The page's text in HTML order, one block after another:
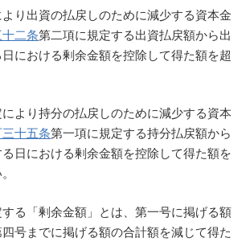
り出資の払戻しのために減少する資本金
二条第二項に規定する出資払戻額から出
における剰余金額を控除して得た額を超
より持分の払戻しのために減少する資本
十五条第一項に規定する持分払戻額から
日における剰余金額を控除して得た額を
る「剰余金額」とは、第一号に掲げる額
号までに掲げる額の合計額を減じて得た